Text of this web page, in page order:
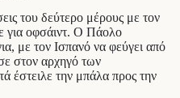
του δεύτερο μέρους με τον
για οφσάιντ. Ο Πάολο
με τον Ισπανό να φεύγει από
στον αρχηγό των
έστειλε την μπάλα προς την